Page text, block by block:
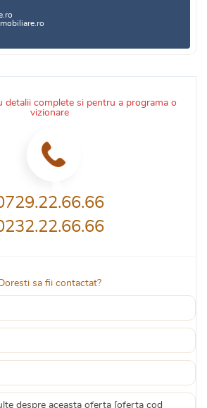
detalii complete si pentru a programa o
vizionare
Doresti sa fii contactat?